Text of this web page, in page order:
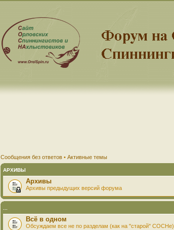
Сообщения без ответов • Активные темы
АРХИВЫ
Архивы
Архивы предыдущих версий форума
Всё в одном
Обсуждаем все не по разделам (как на "старой" СОСНе)